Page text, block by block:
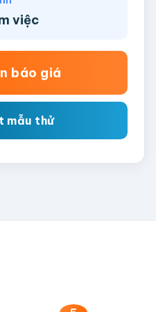
việc
báo giá
mẫu thử